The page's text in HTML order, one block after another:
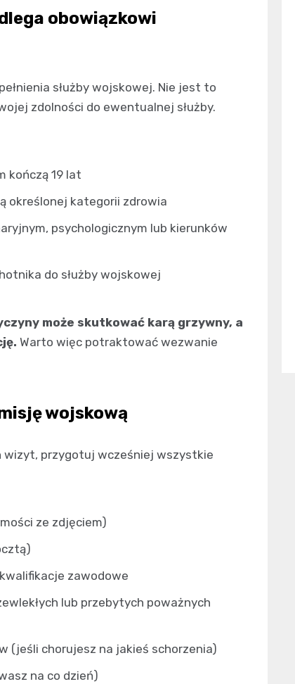
obowiązkowi
służby wojskowej. Nie jest to
zdolności do ewentualnej służby.
kończą 19 lat
określonej kategorii zdrowia
psychologicznym lub kierunków
do służby wojskowej
może skutkować karą grzywny, a
Warto więc potraktować wezwanie
wojskową
wizyt, przygotuj wcześniej wszystkie
ze zdjęciem)
zawodowe
lub przebytych poważnych
(jeśli chorujesz na jakieś schorzenia)
na co dzień)